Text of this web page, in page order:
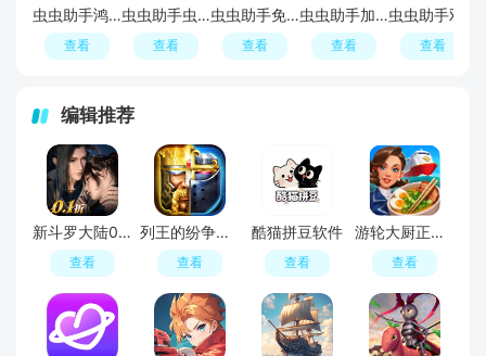
虫虫助手鸿蒙版
查看
虫虫助手虫友分享版本2026更新版
查看
虫虫助手免root版安装包(虫虫助手精简版)
查看
虫虫助手加速版apk
查看 查看
编辑推荐
新斗罗大陆0.1折免费版
查看
列王的纷争手游官方最新版
查看
酷猫拼豆软件
查看
游轮大厨正版(Cruise Chefs)
查看